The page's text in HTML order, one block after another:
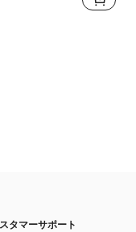
タマーサポート